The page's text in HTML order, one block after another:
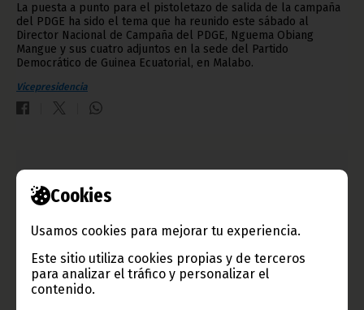
Cookies
Usamos cookies para mejorar tu experiencia.
Este sitio utiliza cookies propias y de terceros
para analizar el tráfico y personalizar el
contenido.
La puesta a punto para el pistoletazo de salida de la campaña
del PDGE ha sido el tema que ha reunido este sábado al
Director Nacional de Campaña del PDGE, Nguema Obiang
Mangue y sus cuatro adjuntos en la sede del Partido
Democrático de Guinea Ecuatorial, en Malabo.
Vicepresidencia